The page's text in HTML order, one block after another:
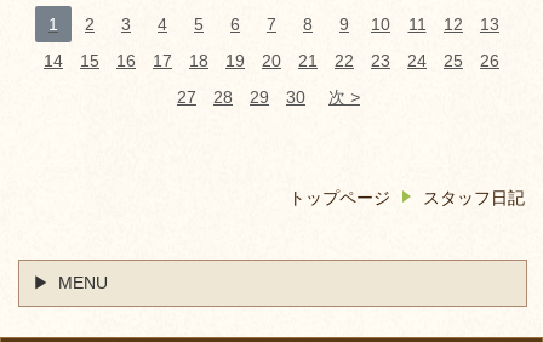
1 2 3 4 5 6 7 8 9 10 11 12
13
14
15 16 17 18 19 20 21 22 23 24 25
26
27
28 29 30 次
トップページ スタッフ日記
MENU